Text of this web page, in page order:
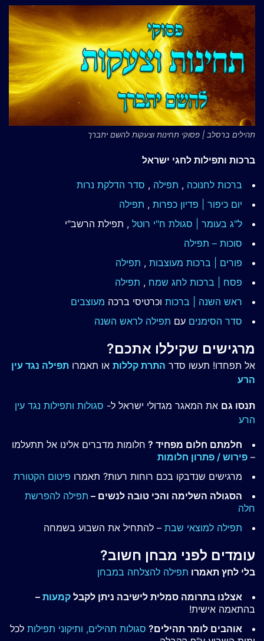
תהילים ברסלב | פסוקי תחינות וצעקות להשם יתברך
ברכות ותפילות לחגי ישראל
ברכות לחנוכה , תפילה , סדר הדלקת נרות
יום כיפור | פדיון כפרות , תפילה
ל"ג בעומר | סגולת ח"י רוטל , תפילת הרשב"י
סוכות – תפילה
פורים | ברכות מעוצבות , תפילה
פסח | ברכות לחג שמח , תפילה
ראש השנה | ברכות וכרטיסי ברכה מעוצבים
סדר הסימנים עם תפילה לראש השנה
מרגישים שקיללו אתכם?
אל תפחדו! תעשו סדר התרת קללות או תאמרו תפילה נגד עין
הרע
תנסו גם את המאגר מגדולי ישראל ל- סגולות ותפילות נגד עין
הרע
חלמתם חלום מפחיד ? חלומות מדברים אלינו אל תתעלמו
– פירוש / פתרון חלומות
מרגישים שנדבקו בכם רוחות רעות? תאמרו פיטום הקטורת
הסגולה השלימה והכי טובה לנשים – תפילה להפרשת
חלה
תפילה למוצאי שבת – להתחיל את השבוע בשמחה
עומדים לפני מבחן חשוב?
בלי לחץ תאמרו תפילה להצלחה במבחן
אצלנו בתרומה סמלית לישיבה ניתן לקבל קמעות –
בהתאמה אישית!
אוהבים לומר תהילים? סגולות תהילים, ותיקוני תפילות לכל